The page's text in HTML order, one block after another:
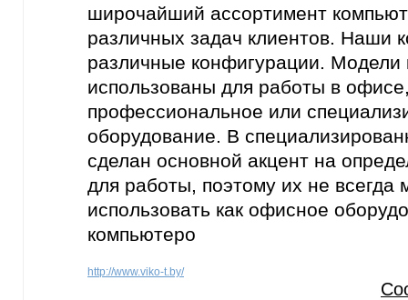
широчайший ассортимент
различных задач клиентов. Наши
различные конфигурации. Модели
использованы для работы в
профессиональное или
оборудование. В
сделан основной акцент на
для работы, поэтому их не всегда
использовать как офисное
компьютеро
http://www.viko-t.by/